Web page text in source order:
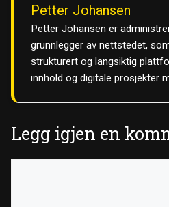
Petter Johansen
Petter Johansen er
grunnlegger av nettstedet,
strukturert og langsiktig
innhold og digitale prosjekter
Legg igjen en